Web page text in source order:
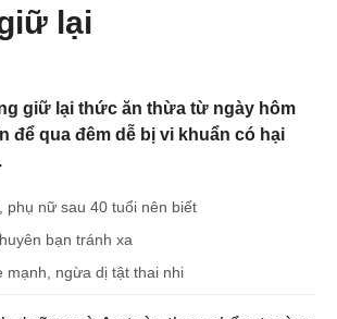
lại
giữ lại thức ăn thừa từ ngày hôm
để qua đêm dễ bị vi khuẩn có hại
phụ nữ sau 40 tuổi nên biết
bạn tránh xa
mạnh, ngừa dị tật thai nhi